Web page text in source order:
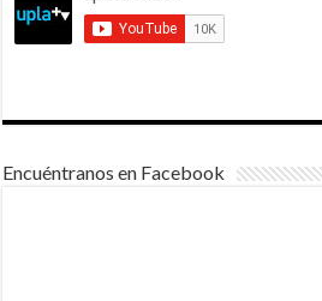
Encuéntranos en Facebook